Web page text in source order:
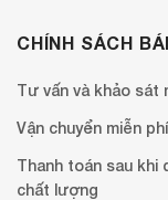
CHÍNH SÁCH
Tư vấn và khảo sát
Vận chuyển miễn
Thanh toán sau khi
chất lượng